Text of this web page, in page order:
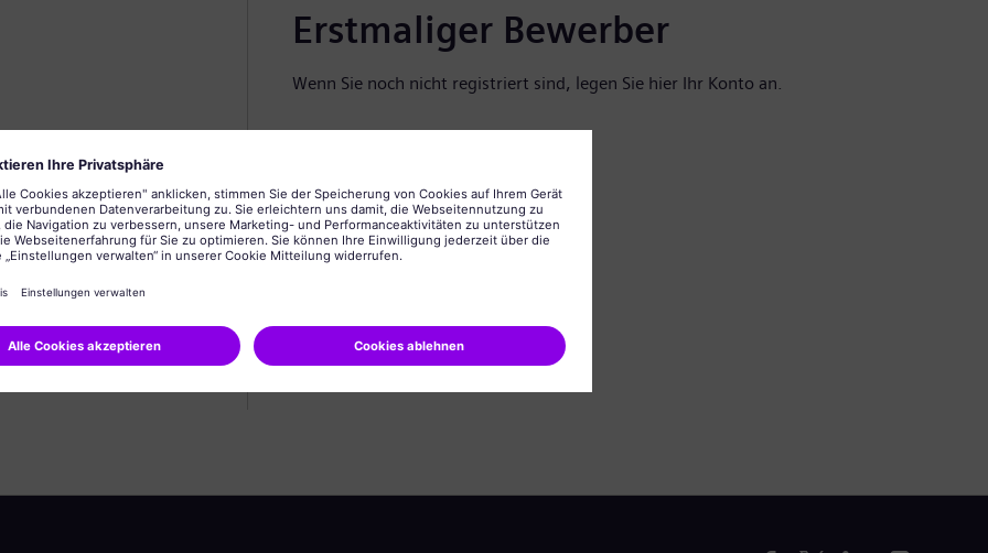
Erstmaliger Bewerber
Wenn Sie noch nicht registriert sind, legen Sie hier Ihr Konto an.